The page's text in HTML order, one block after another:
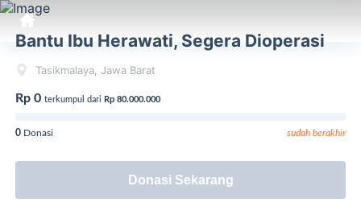
Bantu Ibu Herawati, Segera Dioperasi
Tasikmalaya, Jawa Barat
Rp 0 terkumpul dari Rp 80.000.000
0 Donasi sudah berakhir
Donasi Sekarang